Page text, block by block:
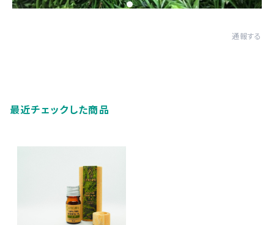
通報する
最近チェックした商品